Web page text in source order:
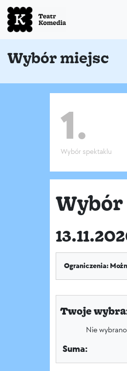
Wybór miejsc
1.
Wybór spektaklu
Ograniczenia:
Twoje
Nie
Suma: